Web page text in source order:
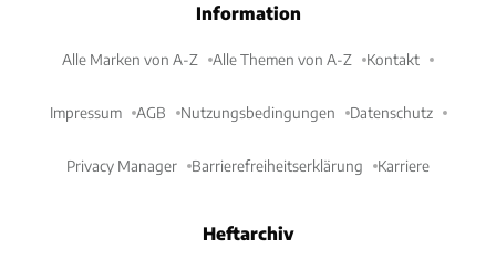
Information
Alle Marken von A-Z Alle Themen von A-Z Kontakt
Impressum AGB Nutzungsbedingungen Datenschutz
Privacy Manager Barrierefreiheitserklärung Karriere
Heftarchiv